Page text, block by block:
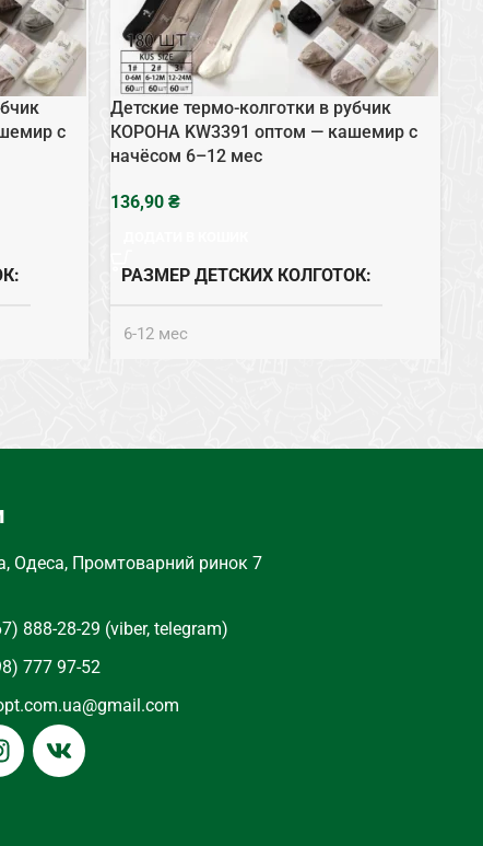
с
Детские термо-колготки в рубчик
КОРОНА KW3391 оптом — кашемир с
начёсом 6–12 мес
₴
РАЗМЕР ДЕТСКИХ КОЛГОТОК
6-12 мес
Одеса, Промтоварний ринок 7
888-28-29 (viber, telegram)
777 97-52